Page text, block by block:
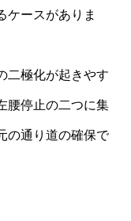
ケースがありま
二極化が起きやす
腰停止の二つに集
の通り道の確保で